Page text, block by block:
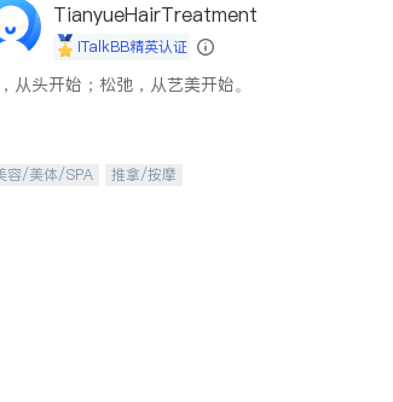
TianyueHairTreatment
iTalkBB精英认证
从头开始；松弛，从艺美开始。
容/美体/SPA 推拿/按摩